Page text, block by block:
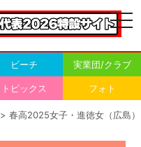
ビーチ 実業団/クラブ
トピックス フォト
> 春高2025女子・進徳女（広島）